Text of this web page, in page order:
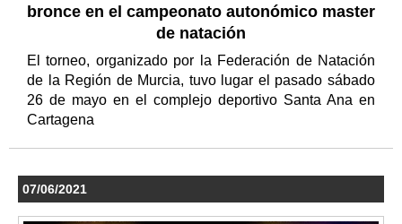
bronce en el campeonato autonómico master
de natación
El torneo, organizado por la Federación de Natación
de la Región de Murcia, tuvo lugar el pasado sábado
26 de mayo en el complejo deportivo Santa Ana en
Cartagena
07/06/2021